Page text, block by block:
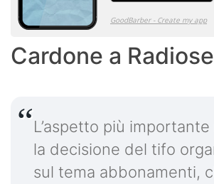
Cardone a
L’aspetto più
la decisione del tifo
sul tema abbonamenti,